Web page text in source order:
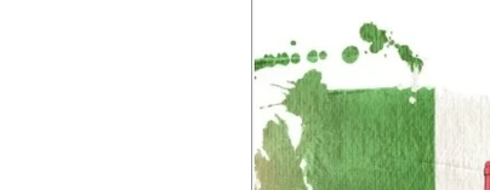
İtalya'da Yaşam ve Eğitim
İtalyan Bayramlar ve Özel Günler